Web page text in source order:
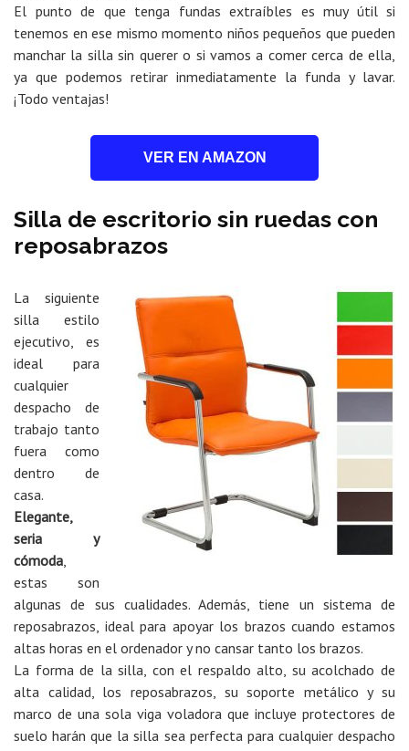
El punto de que tenga fundas extraíbles es muy útil si
tenemos en ese mismo momento niños pequeños que pueden
manchar la silla sin querer o si vamos a comer cerca de ella,
ya que podemos retirar inmediatamente la funda y lavar.
¡Todo ventajas!
VER EN AMAZON
Silla de escritorio sin ruedas con
reposabrazos
La siguiente
silla estilo
ejecutivo, es
ideal para
cualquier
despacho de
trabajo tanto
fuera como
dentro de
casa.
Elegante,
seria y
cómoda
estas son
algunas de sus cualidades. Además, tiene un sistema de
reposabrazos, ideal para apoyar los brazos cuando estamos
altas horas en el ordenador y no cansar tanto los brazos.
La forma de la silla, con el respaldo alto, su acolchado de
alta calidad, los reposabrazos, su soporte metálico y su
marco de una sola viga voladora que incluye protectores de
suelo harán que la silla sea perfecta para cualquier despacho